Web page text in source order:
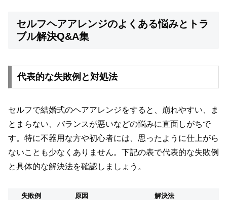
セルフヘアアレンジのよくある悩みとトラ
ブル解決Q&A集
代表的な失敗例と対処法
セルフで結婚式のヘアアレンジをすると、崩れやすい、ま
とまらない、バランスが悪いなどの悩みに直面しがちで
す。特に不器用な方や初心者には、思ったように仕上がら
ないことも少なくありません。下記の表で代表的な失敗例
と具体的な解決法を確認しましょう。
失敗例 原因 解決法